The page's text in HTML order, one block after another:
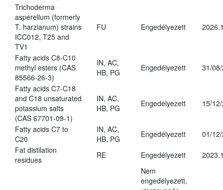
Trichoderma
asperellum (formerly
T. harzianum) strains
ICC012, T25 and
TV1
FU Engedélyezett
Fatty acids C8-C10
methyl esters (CAS
85566-26-3)
IN, AC,
HB, PG
Engedélyezett 31/
Fatty acids C7-C18
and C18 unsaturated
potassium salts
(CAS 67701-09-1)
IN, AC,
HB, PG
Engedélyezett 15/
Fatty acids C7 to
C20
IN, AC,
HB, PG
Engedélyezett
01/
Fat distilation
residues
RE Engedélyezett
Nem
engedélyezett,